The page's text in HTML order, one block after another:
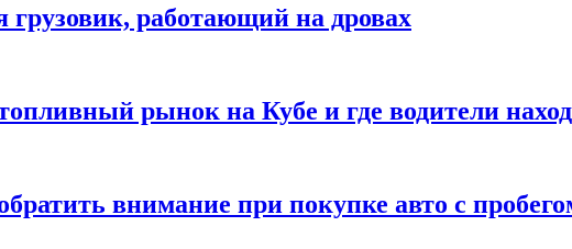
грузовик, работающий на дровах
рынок на Кубе и где водители
внимание при покупке авто с